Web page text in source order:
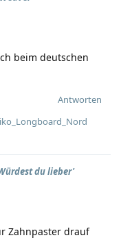
beim deutschen
Antworten
du lieber'
Zahnpaster drauf